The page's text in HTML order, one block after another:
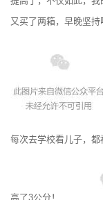
又买了两箱，早晚坚
每次去学校看儿子，
高了3公分！